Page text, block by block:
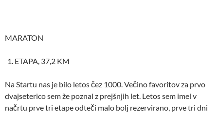
MARATON
ETAPA, 37,2 KM
Na Startu nas je bilo letos čez 1000. Večino favoritov za prvo
dvajseterico sem že poznal z prejšnjih let. Letos sem imel v
načrtu prve tri etape odteči malo bolj rezervirano, prve tri dni